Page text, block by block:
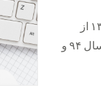
قانون آیین دادرسی کیفری در سال ۱۳۹۲ از
تصویب نمایندگان مجلس گذشت و در سال ۹۴ و